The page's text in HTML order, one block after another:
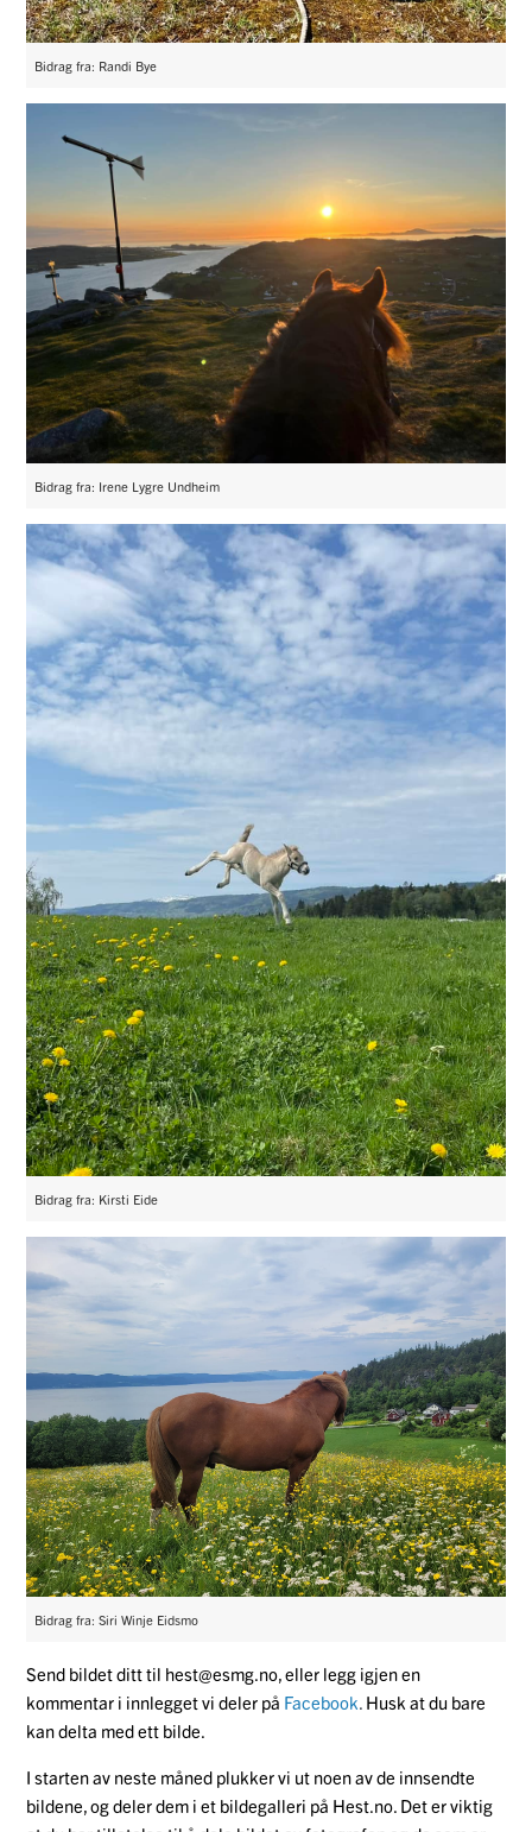
Bidrag fra: Randi Bye
Bidrag fra: Irene Lygre Undheim
Bidrag fra: Kirsti Eide
Bidrag fra: Siri Winje Eidsmo
Send bildet ditt til hest@esmg.no, eller legg igjen en
kommentar i innlegget vi deler på Facebook Husk at du bare
kan delta med ett bilde.
I starten av neste måned plukker vi ut noen av de innsendte
bildene, og deler dem i et bildegalleri på Hest.no. Det er viktig